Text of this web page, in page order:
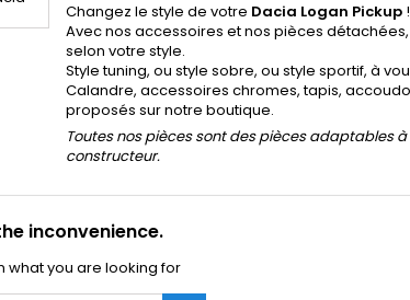
Changez le style de votre Dacia Logan Pickup !
Avec nos accessoires et nos pièces
selon votre style.
Style tuning, ou style sobre, ou style sportif, à
Calandre, accessoires chromes, tapis,
proposés sur notre boutique.
Toutes nos pièces sont des pièces adaptables
constructeur.
inconvenience.
what you are looking for